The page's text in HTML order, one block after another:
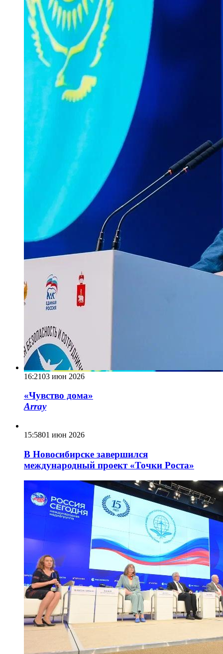
16:2103 июн 2026
«Чувство дома»
Array
15:5801 июн 2026
В Новосибирске завершился
международный проект «Точки Роста»